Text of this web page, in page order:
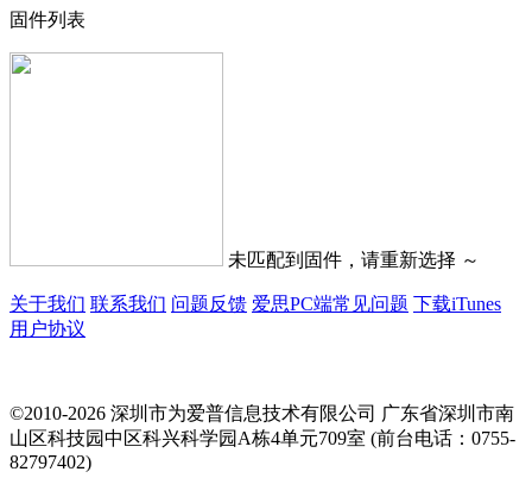
固件列表
未匹配到固件，请重新选择 ～
关于我们 联系我们 问题反馈 爱思PC端常见问题 下载iTunes
用户协议
©2010-2026 深圳市为爱普信息技术有限公司 广东省深圳市南
山区科技园中区科兴科学园A栋4单元709室 (前台电话：0755-
82797402)